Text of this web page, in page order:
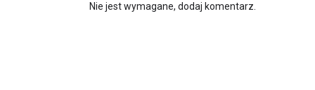
Nie jest wymagane, dodaj komentarz.